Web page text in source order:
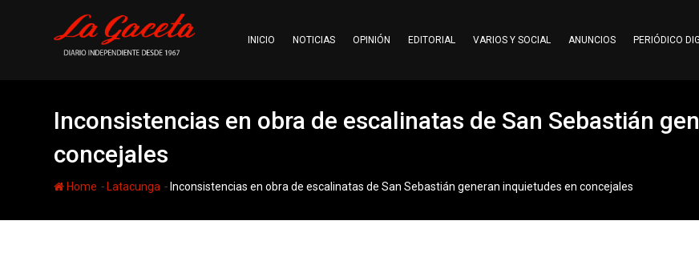
INICIO NOTICIAS OPINIÓN EDITORIAL VARIOS Y SOCIAL ANUNCIOS PERIÓDICO
Inconsistencias en obra de escalinatas de San Sebastián
concejales
Home - Latacunga - Inconsistencias en obra de escalinatas de San Sebastián generan inquietudes en concejales